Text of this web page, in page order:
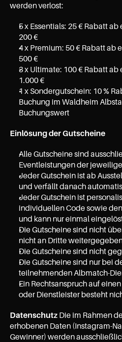
werden verlost:
5 x Essentials: 25 € Rabatt
200 €
4 x Premium: 50 € Rabatt ab
500 €
3 x Ultimate: 100 € Rabatt
1.000 €
1 x Sondergutschein: 10 %
Buchung im Waldheim
Buchungswert
Einlösung der Gutscheine
Alle Gutscheine sind
Eventleistungen der
Jeder Gutschein ist ab
und verfällt danach
Jeder Gutschein ist
individuellen Code sowie
und kann nur einmal
Die Gutscheine sind nicht
nicht an Dritte
Die Gutscheine sind nicht
Die Gutscheine sind nur bei
teilnehmenden Albmatch-
Ein Rechtsanspruch auf
oder Dienstleister besteht
Datenschutz Die im Rahmen
erhobenen Daten (Instagram-
Gewinner) werden